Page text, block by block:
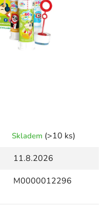
Skladem (>10 ks)
11.8.2026
M0000012296